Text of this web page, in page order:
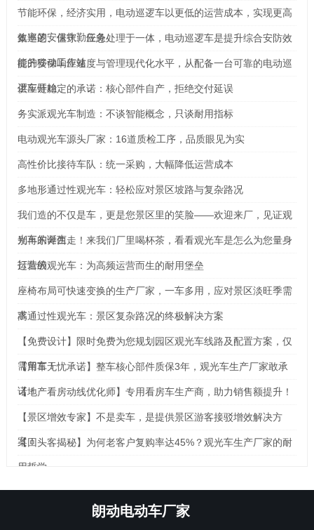
节能环保，经济实用，电动巡逻车以更低的运营成本，实现更高
效率的安保执勤任务
集巡逻、值守、应急处理于一体，电动巡逻车是提升综合安防效
能的移动工作站
提升安保响应速度与管理现代化水平，从配备一台可靠的电动巡
逻车开始
供应链稳定的承诺：核心部件自产，拒绝交付延误
务实派观光车制造：不谈智能概念，只谈耐用指标
电动观光车源头厂家：16道质检工序，品质眼见为实
高性价比接待车队：统一采购，大幅降低运营成本
多地形通过性观光车：轻松应对景区坡路与复杂路况
我们造的不仅是车，更是您景区里的笑脸——欢迎来厂，见证观
光车的诞生
别再东奔西走！来我们厂里喝杯茶，看看观光车是怎么为您量身
打造的
运营级观光车：为高频运营而生的耐用堡垒
座椅布局可快速变换的生产厂家，一车多用，应对景区淡旺季需
求
高通过性观光车：景区复杂路况的终极解决方案
【免费设计】限时免费为您规划园区观光车线路及配置方案，仅
需留言！
【用车无忧承诺】整车核心部件质保3年，观光车生产厂家敢承
诺！
【地产看房动线优化师】专用看房车生产商，助力销售额提升！
【景区增效专家】不是卖车，是提供景区游客接驳增效解决方
案！
【回头客揭秘】为何老客户复购率达45%？观光车生产厂家的耐
用哲学
朗动电动车厂家